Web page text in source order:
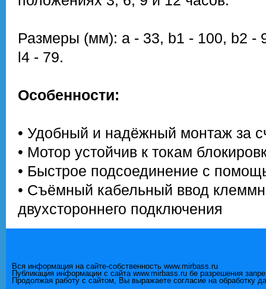
Размеры (мм): a - 33, b1 - 100, b2 -
l4 - 79.
Особенности:
• Удобный и надёжный монтаж за
• Мотор устойчив к токам
• Быстрое подсоединение с
• Съёмный кабельный ввод
двухстороннего подключения
Вся информация на сайте-собственность www.mirbass.ru
Публикация информации с сайта www.mirbass.ru бе разрешения
Продолжая работу с сайтом, Вы выражаете согласие на обработку